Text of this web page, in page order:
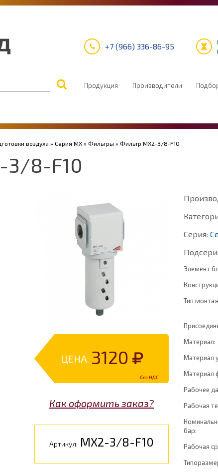
+7 (966) 336-86-95
Продукция Производители
воздуха » Серия MX » Фильтры » Фильтр MX2-3/8-F10
3/8-F10
ЦЕНА: 3120
без НДС
Как оформить заказ?
Артикул: MX2-3/8-F10
Серия:
Элемент
Тип
Материал:
Материал
Материал
Рабочее
Рабочая
бар:
Рабочая